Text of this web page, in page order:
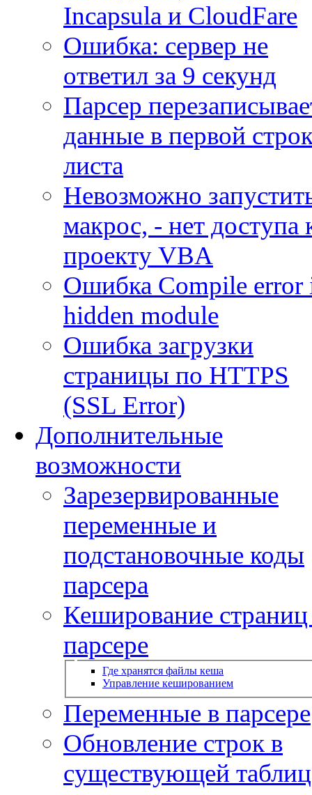
Incapsula и CloudFare
Ошибка: сервер не
ответил за 9 секунд
Парсер
данные в первой
листа
Невозможно
макрос, - нет доступа
проекту VBA
Ошибка Compile error
hidden module
Ошибка загрузки
страницы по HTTPS
(SSL Error)
Дополнительные
возможности
Зарезервированные
переменные и
подстановочные коды
парсера
Кеширование страниц
парсере
Где хранятся файлы кеша
Управление кешированием
Переменные в парсере
Обновление строк в
существующей